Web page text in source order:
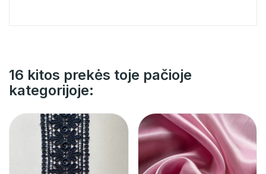
16 kitos prekės toje pačioje
kategorijoje: